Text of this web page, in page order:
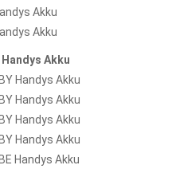
Akku
Akku
Akku
Handys Akku
Handys Akku
Handys Akku
Handys Akku
Handys Akku